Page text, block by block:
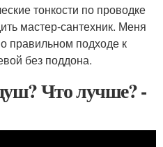
тонкости по проводке
мастер-сантехник. Меня
правильном подходе к
без поддона.
Что лучше? -